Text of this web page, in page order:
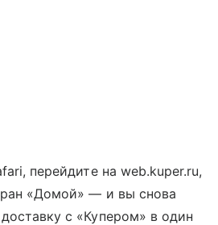
перейдите на web.kuper.ru,
«Домой» — и вы снова
с «Купером» в один